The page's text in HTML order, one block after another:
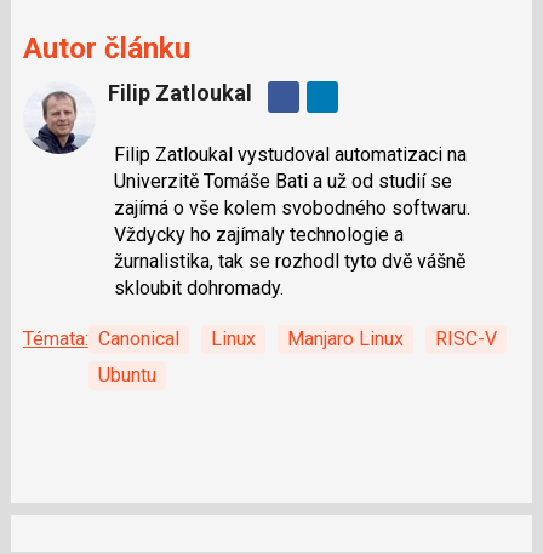
Autor článku
Filip Zatloukal
Sdílejte
Facebooku
Filip Zatloukal vystudoval automatizaci na
Univerzitě Tomáše Bati a už od studií se
zajímá o vše kolem svobodného softwaru.
Vždycky ho zajímaly technologie a
žurnalistika, tak se rozhodl tyto dvě vášně
skloubit dohromady.
Témata: Canonical Linux Manjaro Linux
RISC-V
Ubuntu